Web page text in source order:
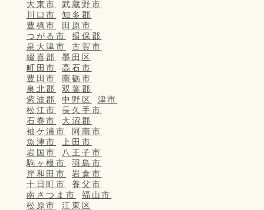
大東市
武蔵野市
川口市
知多郡
豊橋市
田原市
つがる市
揖保郡
泉大津市
古賀市
綴喜郡
墨田区
町田市
高石市
豊田市
南砺市
泉北郡
双葉郡
紫波郡
中野区
津市
松江市
長久手市
石巻市
大沼郡
袖ケ浦市
阿南市
魚津市
上田市
岩国市
八王子市
駒ヶ根市
羽島市
岸和田市
岩倉市
十日町市
養父市
南さつま市
福山市
松原市
江東区